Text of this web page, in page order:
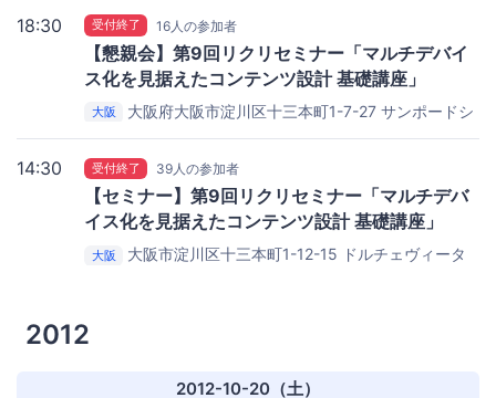
18:30 受付終了 16人の参加者
【懇親会】第9回リクリセミナー「マルチデバイ
ス化を見据えたコンテンツ設計 基礎講座」
大阪
大阪府大阪市淀川区十三本町1-7-27 サンポードシ
14:30 受付終了 39人の参加者
【セミナー】第9回リクリセミナー「マルチデバ
イス化を見据えたコンテンツ設計 基礎講座」
大阪
大阪市淀川区十三本町1-12-15 ドルチェヴィータ
2012
2012-10-20（土）